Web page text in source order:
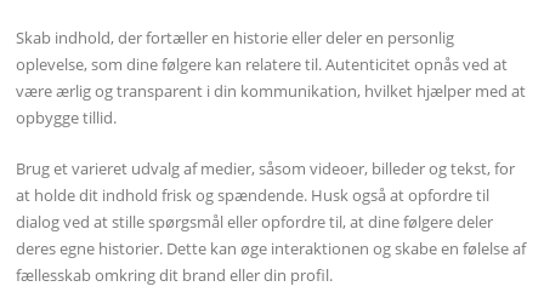
Skab indhold, der fortæller en historie eller deler en personlig
oplevelse, som dine følgere kan relatere til. Autenticitet opnås ved at
være ærlig og transparent i din kommunikation, hvilket hjælper med at
opbygge tillid.
Brug et varieret udvalg af medier, såsom videoer, billeder og tekst, for
at holde dit indhold frisk og spændende. Husk også at opfordre til
dialog ved at stille spørgsmål eller opfordre til, at dine følgere deler
deres egne historier. Dette kan øge interaktionen og skabe en følelse af
fællesskab omkring dit brand eller din profil.